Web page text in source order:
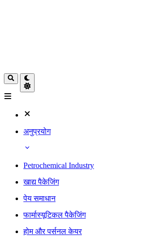
अनुप्रयोग
Petrochemical Industry
खाद्य पैकेजिंग
पेय समाधान
फार्मास्यूटिकल पैकेजिंग
होम और पर्सनल केयर